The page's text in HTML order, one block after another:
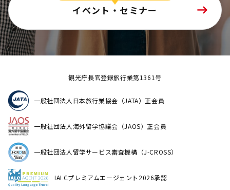
イベント・セミナー
観光庁長官登録旅行業第1361号
一般社団法人日本旅行業協会（JATA）正会員
一般社団法人海外留学協議会（JAOS）正会員
一般社団法人留学サービス審査機構（J-CROSS）
IALCプレミアムエージェント2026承認